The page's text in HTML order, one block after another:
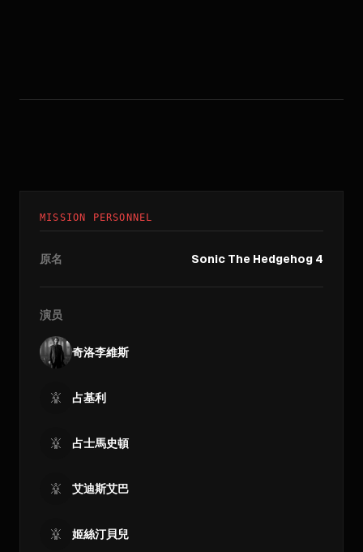
MISSION PERSONNEL
原名 Sonic The Hedgehog 4
演员
奇洛李維斯
占基利
占士馬史頓
艾迪斯艾巴
姬絲汀貝兒